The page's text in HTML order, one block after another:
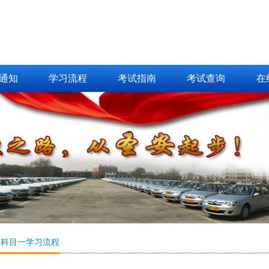
知 学习流程 考试指南 考试查询 在
科目一学习流程